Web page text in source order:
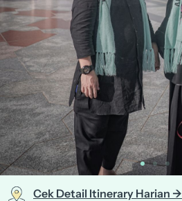
Cek Detail Itinerary Harian ->